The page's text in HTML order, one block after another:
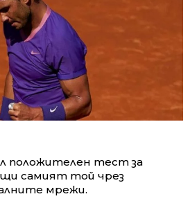
положителен тест за
самият той чрез
мрежи.